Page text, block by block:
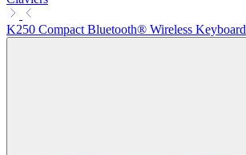
K250 Compact Bluetooth® Wireless Keyboard